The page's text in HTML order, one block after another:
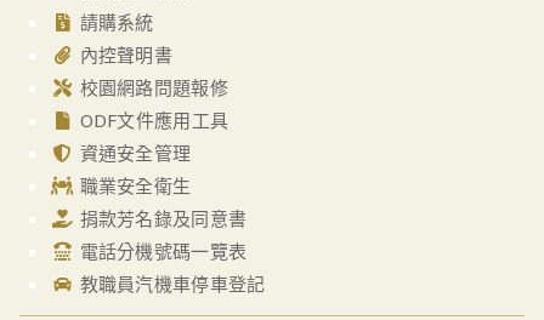
請購系統
內控聲明書
校園網路問題報修
ODF文件應用工具
資通安全管理
職業安全衛生
捐款芳名錄及同意書
電話分機號碼一覽表
教職員汽機車停車登記